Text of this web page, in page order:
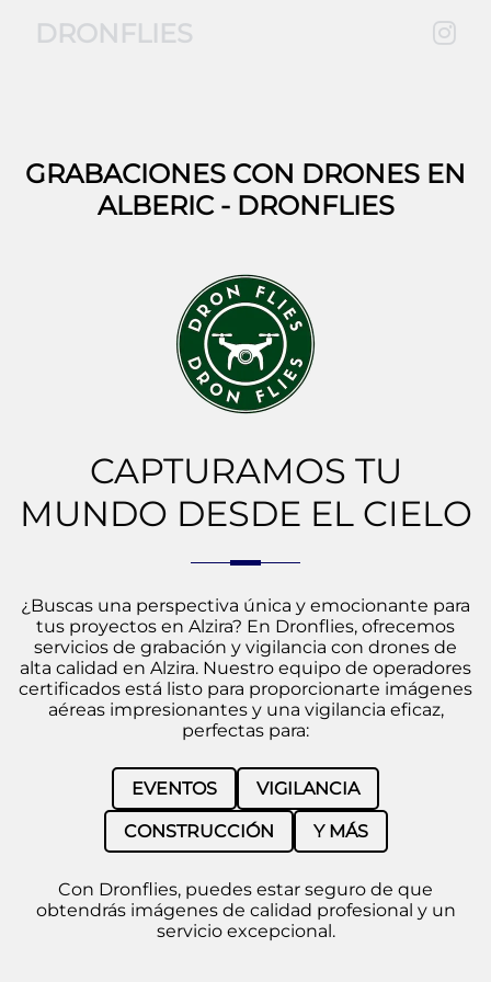
DRONFLIES
GRABACIONES CON DRONES EN
ALBERIC- DRONFLIES
CAPTURAMOS TU
MUNDO DESDE EL CIELO
¿Buscas una perspectiva única y emocionante para
tus proyectos en Alzira? En Dronflies, ofrecemos
servicios de grabación y vigilancia con drones de
alta calidad en Alzira. Nuestro equipo de operadores
certificados está listo para proporcionarte imágenes
aéreas impresionantes y una vigilancia eficaz,
perfectas para:
EVENTOS VIGILANCIA
CONSTRUCCIÓN Y MÁS
Con Dronflies, puedes estar seguro de que
obtendrás imágenes de calidad profesional y un
servicio excepcional.